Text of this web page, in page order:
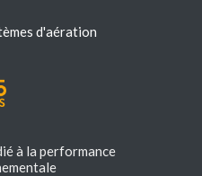
d'aération
à la performance